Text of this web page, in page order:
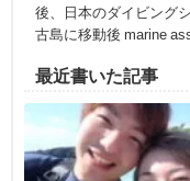
後、日本のダイビング
古島に移動後 marine
最近書いた記事